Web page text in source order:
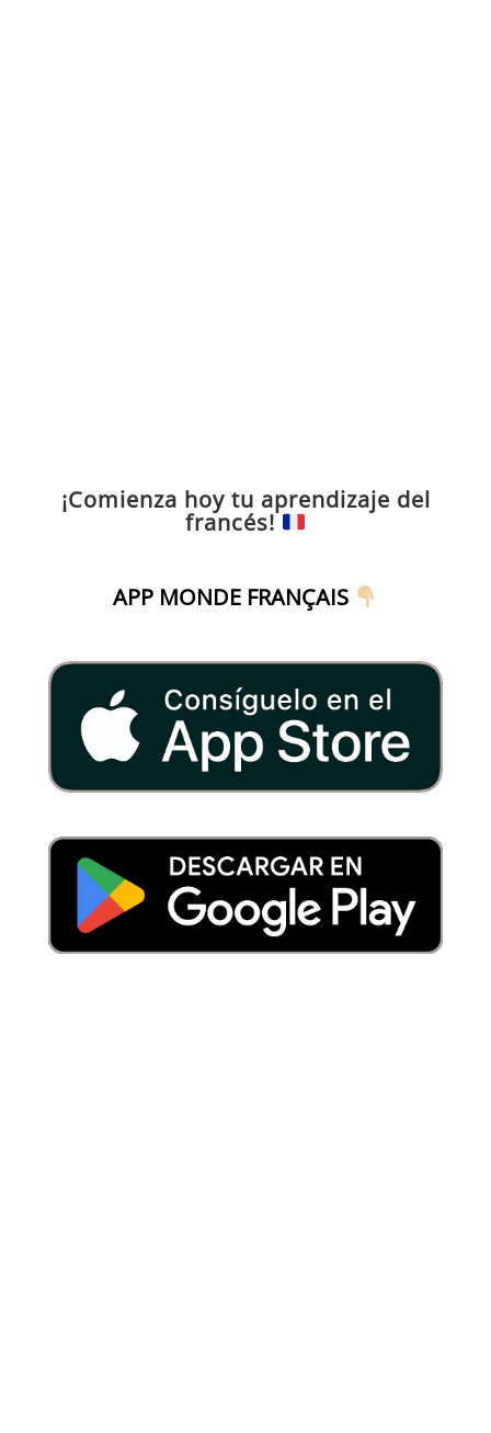
¡Comienza hoy tu aprendizaje del
francés!
APP MONDE FRANÇAIS